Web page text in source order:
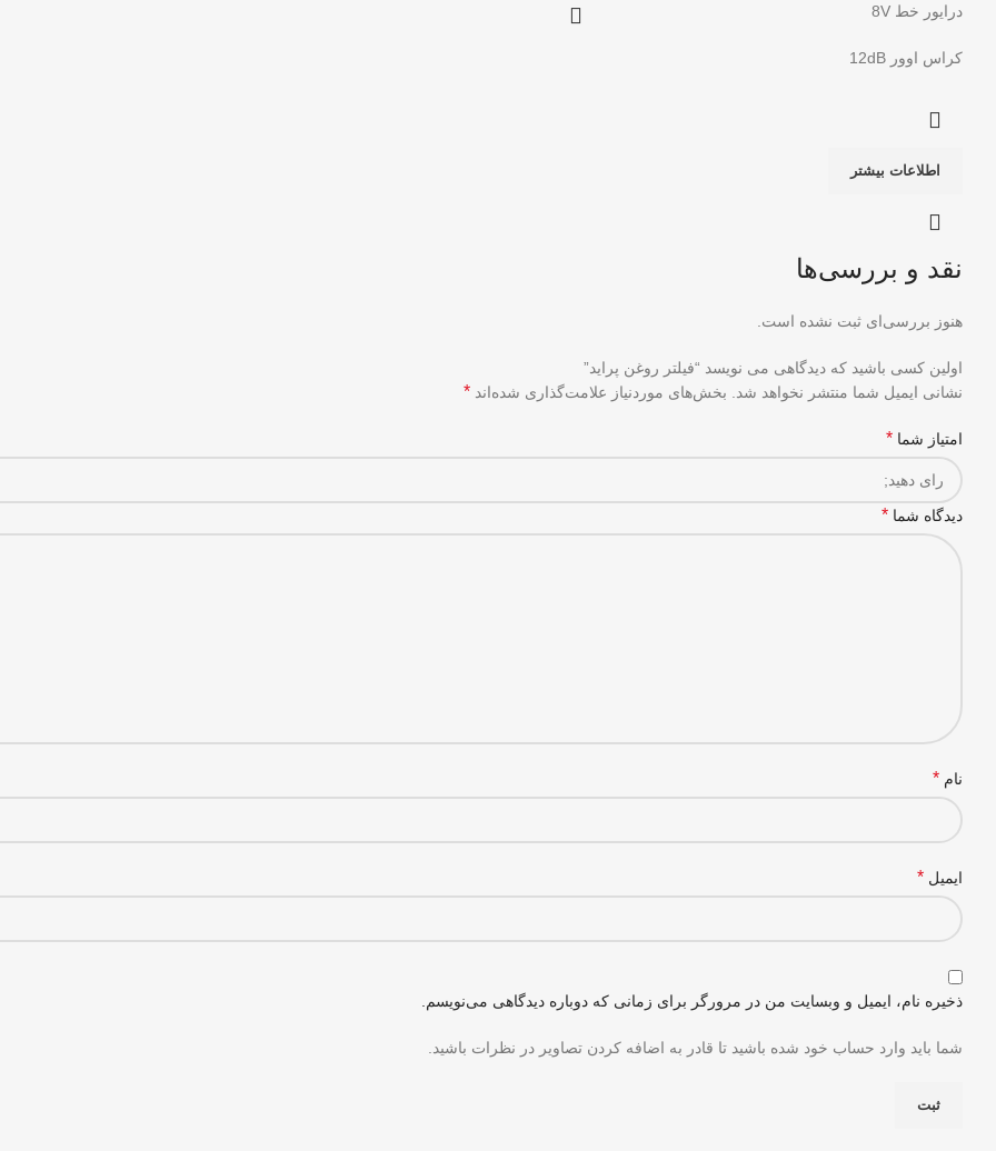
درایور خط 8V
کراس اوور 12dB
اطلاعات بیشتر
نقد و بررسی‌ها
هنوز بررسی‌ای ثبت نشده است.
اولین کسی باشید که دیدگاهی می نویسد “فیلتر روغن پراید”
نشانی ایمیل شما منتشر نخواهد شد.
بخش‌های موردنیاز علامت‌گذاری شده‌اند *
امتیاز شما *
دیدگاه شما *
نام *
ایمیل *
ذخیره نام، ایمیل و وبسایت من در مرورگر برای زمانی که دوباره دیدگاهی می‌نویسم.
شما باید وارد حساب خود شده باشید تا قادر به اضافه کردن تصاویر در نظرات باشید.